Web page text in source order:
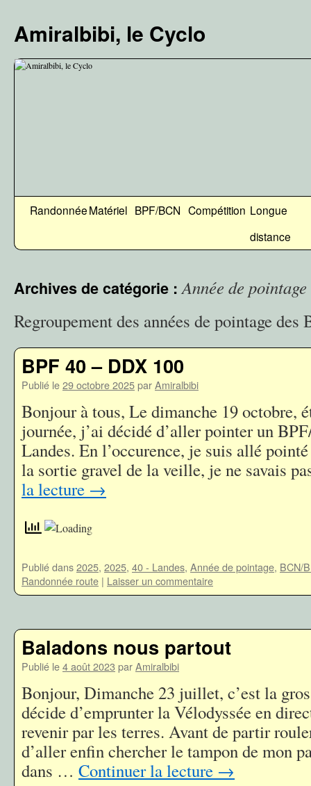
contenu
Amiralbibi, le Cyclo
RandonnéeMatériel BPF/BCN Compétition Longue
distance
Archives de catégorie :Année de pointage
Regroupement des années de pointage des
BPF 40 – DDX 100
Publié le29 octobre 2025parAmiralbibi
Bonjour à tous, Le dimanche 19 octobre,
journée, j’ai décidé d’aller pointer un
Landes. En l’occurence, je suis allé
la sortie gravel de la veille, je ne savais
la lecture →
Publié dans2025, 2025, 40 - Landes, Année de pointage, BCN/
Randonnée route | Laisser un commentaire
Baladons nous partout
Publié le4 août 2023 parAmiralbibi
Bonjour, Dimanche 23 juillet, c’est la
décide d’emprunter la Vélodyssée en
revenir par les terres. Avant de partir
d’aller enfin chercher le tampon de mon
dans … Continuer la lecture →